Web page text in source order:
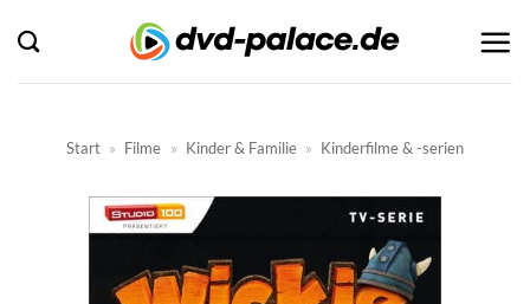
Inhalt
springen
Start » Filme » Kinder & Familie » Kinderfilme & -serien